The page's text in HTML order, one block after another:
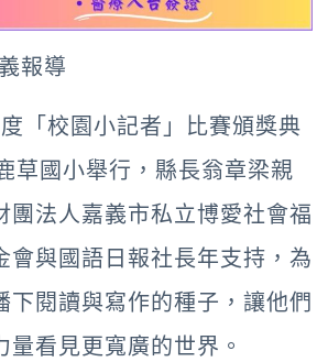
報導
「校園小記者」比賽頒獎典
草國小舉行，縣長翁章梁親
團法人嘉義市私立博愛社會福
會與國語日報社長年支持，為
下閱讀與寫作的種子，讓他們
量看見更寬廣的世界。